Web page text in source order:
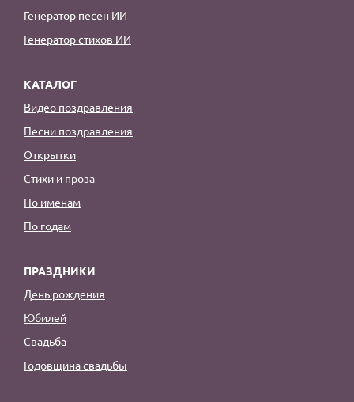
Генератор песен ИИ
Генератор стихов ИИ
КАТАЛОГ
Видео поздравления
Песни поздравления
Открытки
Стихи и проза
По именам
По годам
ПРАЗДНИКИ
День рождения
Юбилей
Свадьба
Годовщина свадьбы